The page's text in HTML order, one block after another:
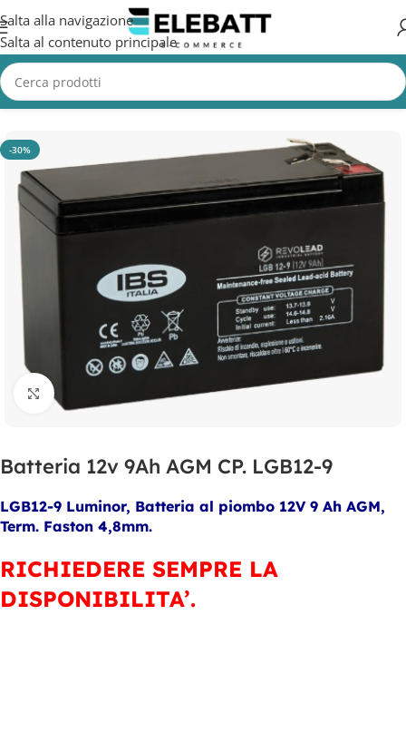
Salta alla navigazione
Salta al contenuto principale
Home/AZIENDA
-30%
Clicca per ingrandire
Batteria 12v 9Ah AGM CP. LGB12-9
LGB12-9 Luminor, Batteria al piombo 12V 9 Ah AGM,
Term. Faston 4,8mm.
RICHIEDERE SEMPRE LA
DISPONIBILITA’.